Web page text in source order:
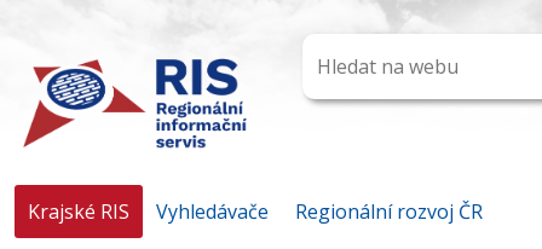
Krajské RIS Vyhledávače
Regionální rozvoj ČR